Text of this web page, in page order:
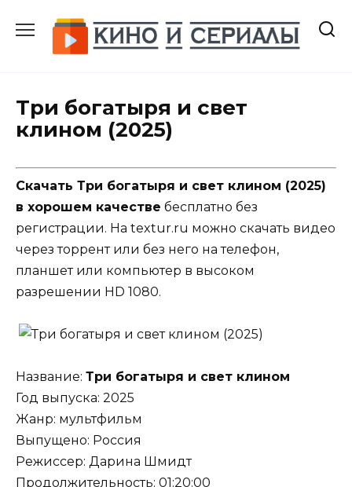
содержанию
Три богатыря и свет
клином (2025)
Скачать Три богатыря и свет клином (2025)
в хорошем качестве бесплатно без
регистрации. На textur.ru можно скачать видео
через торрент или без него на телефон,
планшет или компьютер в высоком
разрешении HD 1080.
Название: Три богатыря и свет клином
Год выпуска: 2025
Жанр: мультфильм
Выпущено: Россия
Режиссер: Дарина Шмидт
Продолжительность: 01:20:00